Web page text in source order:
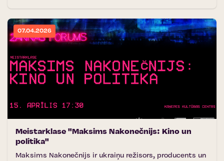
07.04.2026
Meistarklase "Maksims Nakonečnijs: Kino un
politika"
Maksims Nakonečnijs ir ukraiņu režisors, producents un